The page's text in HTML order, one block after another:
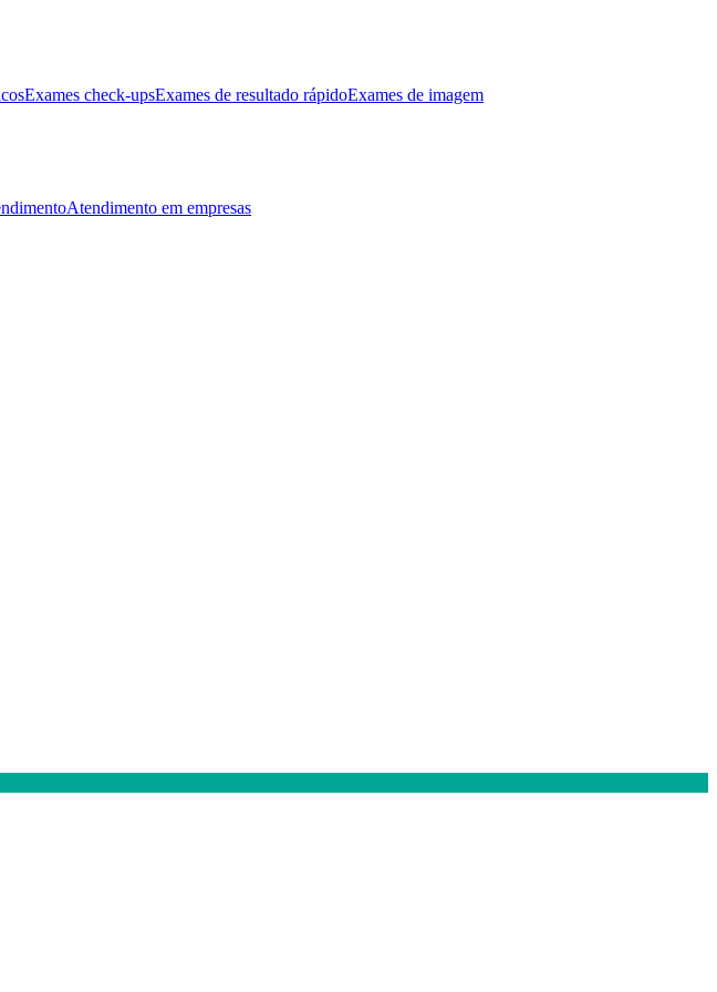
Exames check-upsExames de resultado rápidoExames de imagem
Atendimento em empresas